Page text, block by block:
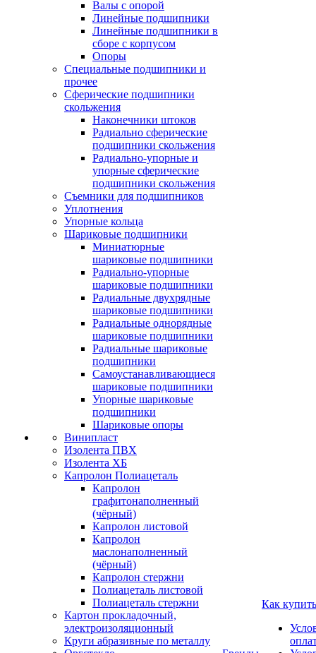
Валы с опорой
Линейные подшипники
Линейные подшипники в
сборе с корпусом
Опоры
Специальные подшипники и
прочее
Сферические подшипники
скольжения
Наконечники штоков
Радиально сферические
подшипники скольжения
Радиально-упорные и
упорные сферические
подшипники скольжения
Съемники для подшипников
Уплотнения
Упорные кольца
Шариковые подшипники
Миниатюрные
шариковые подшипники
Радиально-упорные
шариковые подшипники
Радиальные двухрядные
шариковые подшипники
Радиальные однорядные
шариковые подшипники
Радиальные шариковые
подшипники
Самоустанавливающиеся
шариковые подшипники
Упорные шариковые
подшипники
Шариковые опоры
Винипласт
Изолента ПВХ
Изолента ХБ
Капролон Полиацеталь
Капролон
графитонаполненный
(чёрный)
Капролон листовой
Капролон
маслонаполненный
(чёрный)
Капролон стержни
Полиацеталь листовой
Полиацеталь стержни
Картон прокладочный,
электроизоляционный
Круги абразивные по металлу
Как купить